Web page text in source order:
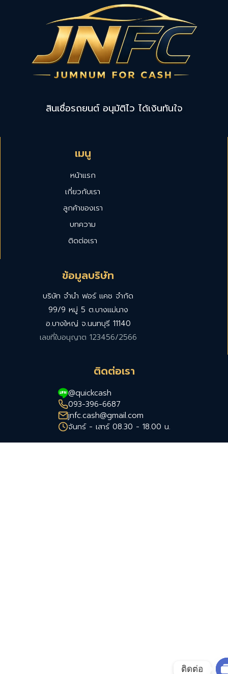
สินเชื่อรถยนต์ อนุมัติไว ได้เงินทันใจ
เมนู
หน้าแรก
เกี่ยวกับเรา
ลูกค้าของเรา
บทความ
ติดต่อเรา
ข้อมูลบริษัท
บริษัท จำนำ ฟอร์ แคช จำกัด
99/9 หมู่ 5 ต.บางแม่นาง
อ.บางใหญ่ จ.นนทบุรี 11140
เลขที่ใบอนุญาต 123456/2566
ติดต่อเรา
@quickcash
093-396-6687
jnfc.cash@gmail.com
จันทร์ - เสาร์ 08.30 - 18.00 น.
ติดต่อ